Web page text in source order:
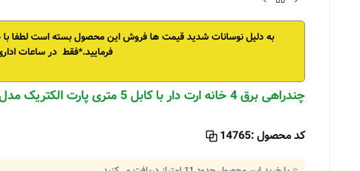
به دلیل نوسانات شدید قیمت ها فروش این محصول بسته استلطفا
فرمایید.*فقط در ساعات
چندراهی برق 4 خانه ارت دار با کابل 5 متری پارت الکتریک مدل 295
کد محصول :14765